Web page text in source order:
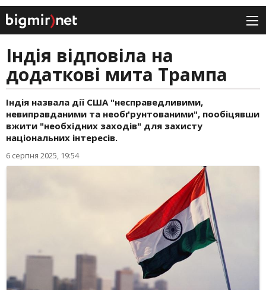
Індія відповіла на
додаткові мита Трампа
Індія назвала дії США "несправедливими,
невиправданими та необґрунтованими", пообіцявши
вжити "необхідних заходів" для захисту
національних інтересів.
6 серпня 2025, 19:54